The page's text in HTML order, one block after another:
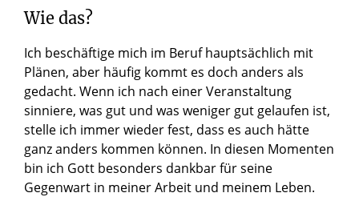
Wie das?
Ich beschäftige mich im Beruf hauptsächlich mit
Plänen, aber häufig kommt es doch anders als
gedacht. Wenn ich nach einer Veranstaltung
sinniere, was gut und was weniger gut gelaufen ist,
stelle ich immer wieder fest, dass es auch hätte
ganz anders kommen können. In diesen Momenten
bin ich Gott besonders dankbar für seine
Gegenwart in meiner Arbeit und meinem Leben.